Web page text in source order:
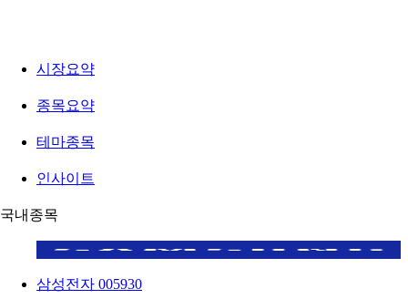
시장요약
종목요약
테마종목
인사이트
국내종목
삼성전자 005930